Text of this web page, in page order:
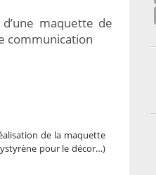
maquette de
communication
de la maquette
pour le décor…)